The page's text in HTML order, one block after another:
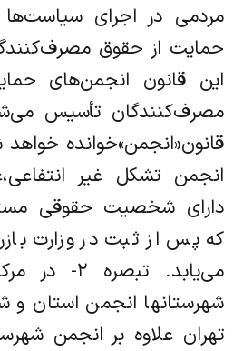
مردمی در اجرای سیاست‌ها
حمایت از حقوق
این قانون انجمن‌های
مصرف‌کنندگان تأسیس
انجمن تشکل غیر
دارای شخصیت حقوقی
که پس از ثبت در وزارت
می‌یابد.
شهرستانها انجمن استان و
تهران علاوه بر انجمن